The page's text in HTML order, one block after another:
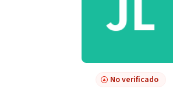
No verificado